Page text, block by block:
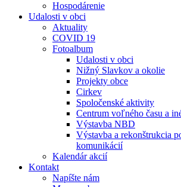
Hospodárenie
Udalosti v obci
Aktuality
COVID 19
Fotoalbum
Udalosti v obci
Nižný Slavkov a okolie
Projekty obce
Cirkev
Spoločenské aktivity
Centrum voľného času a
Výstavba NBD
Výstavba a rekonštrukcia
komunikácií
Kalendár akcií
Kontakt
Napíšte nám